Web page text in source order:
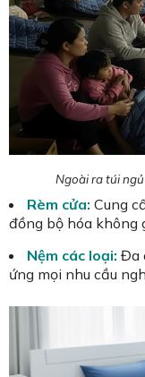
Ngoài ra túi
Rèm cửa: Cung
đồng bộ hóa không
Nệm các loại: Đa
ứng mọi nhu cầu